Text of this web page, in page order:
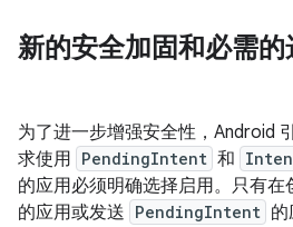
新的安全加固和必需
为了进一步增强安全性，Android
求使用 PendingIntent 和
的应用必须明确选择启用。只有在
的应用或发送 PendingIntent